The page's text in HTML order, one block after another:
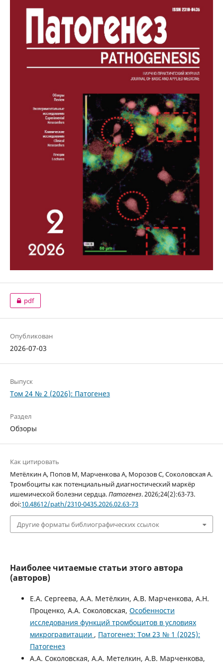
pdf
Опубликован
2026-07-03
Выпуск
Том 24 № 2 (2026): Патогенез
Раздел
Обзоры
Как цитировать
Метёлкин А, Попов М, Марченкова А, Морозов С, Соколовская А.
Тромбоциты как потенциальный диагностический маркёр
ишемической болезни сердца.Патогенез. 2026;24(2):63-73.
doi:10.48612/path/2310-0435.2026.02.63-73
Другие форматы библиографических ссылок
Наиболее читаемые статьи этого автора
(авторов)
Е.А. Сергеева, А.А. Метёлкин, А.В. Марченкова, А.Н.
Проценко, А.А. Соколовская, Особенности
исследования функций тромбоцитов в условиях
микрогравитации , Патогенез: Том 23 № 1 (2025):
Патогенез
А.А. Соколовская, А.А. Метелкин, А.В. Марченкова,